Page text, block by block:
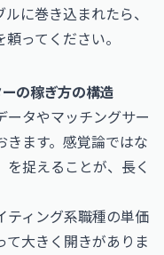
に巻き込まれたら、
ってください。
の稼ぎ方の構造
ータやマッチングサー
きます。感覚論ではな
捉えることが、長く
ティング系職種の単価
大きく開きがありま